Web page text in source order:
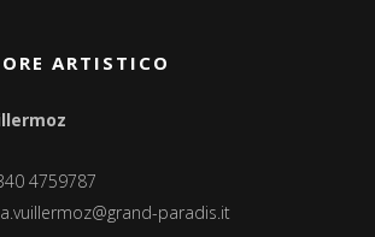
ARTISTICO
4759787
paradis.it